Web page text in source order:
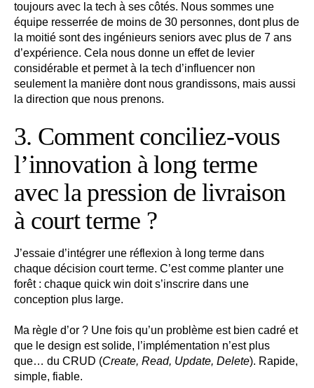
toujours avec la tech à ses côtés. Nous sommes une
équipe resserrée de moins de 30 personnes, dont plus de
la moitié sont des ingénieurs seniors avec plus de 7 ans
d’expérience. Cela nous donne un effet de levier
considérable et permet à la tech d’influencer non
seulement la manière dont nous grandissons, mais aussi
la direction que nous prenons.
3. Comment conciliez-vous
l’innovation à long terme
avec la pression de livraison
à court terme ?
J’essaie d’intégrer une réflexion à long terme dans
chaque décision court terme. C’est comme planter une
forêt : chaque quick win doit s’inscrire dans une
conception plus large.
Ma règle d’or ? Une fois qu’un problème est bien cadré et
que le design est solide, l’implémentation n’est plus
que… du CRUD (Create, Read, Update, Delete). Rapide,
simple, fiable.